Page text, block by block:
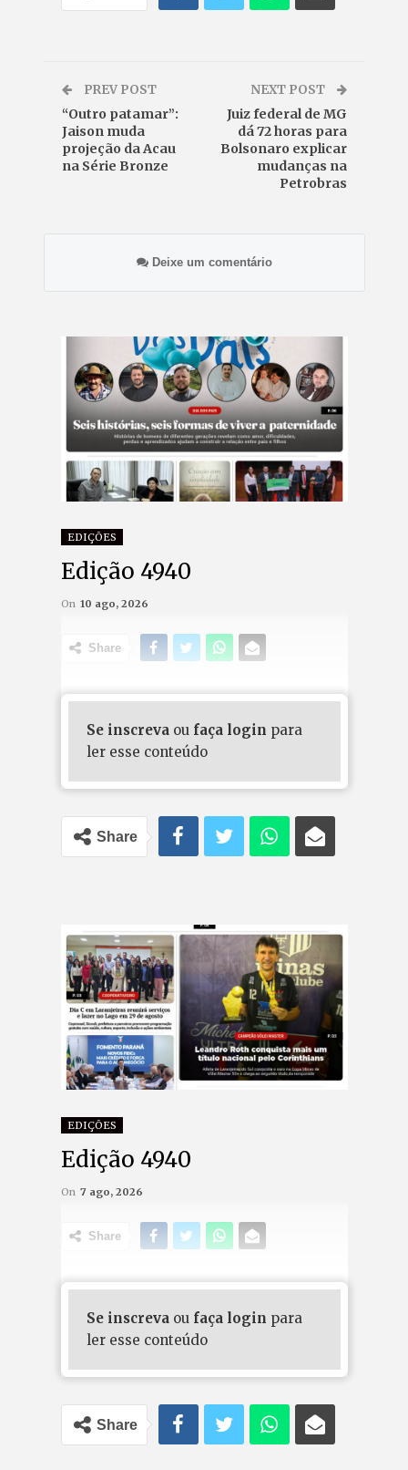
PREV POST
“Outro patamar”:
Jaison muda
projeção da Acau
na Série Bronze
NEXT POST
Juiz federal de MG
dá 72 horas para
Bolsonaro explicar
mudanças na
Petrobras
Deixe um comentário
EDIÇÕES
Edição 4940
On 10 ago, 2026
Share
Se inscrevaou faça login para
ler esse conteúdo
Share
EDIÇÕES
Edição 4940
On 7 ago, 2026
Share
Se inscrevaou faça login para
ler esse conteúdo
Share